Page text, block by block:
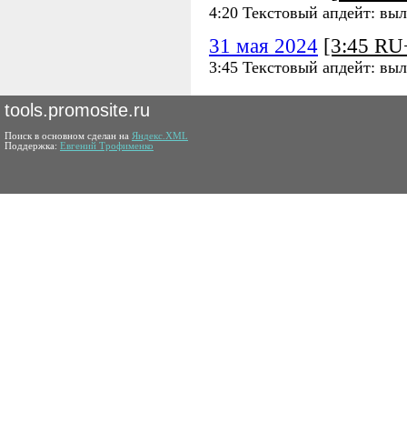
4:20 Текстовый апдейт:
31 мая 2024 [3:45
3:45 Текстовый апдейт:
tools.promosite.ru
Поиск в основном сделан на Яндекс.XML
Поддержка: Евгений Трофименко